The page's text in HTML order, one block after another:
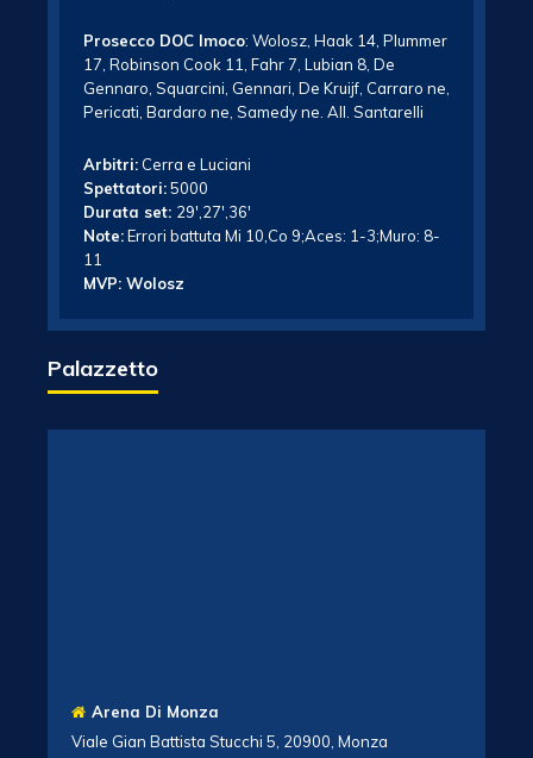
Prosecco DOC Imoco: Wolosz, Haak 14, Plummer
17, Robinson Cook 11, Fahr 7, Lubian 8, De
Gennaro, Squarcini, Gennari, De Kruijf, Carraro ne,
Pericati, Bardaro ne, Samedy ne. All. Santarelli
Arbitri: Cerra e Luciani
Spettatori:5000
Durata set: 29′,27′,36′
Note:Errori battuta Mi 10,Co 9;Aces: 1-3;Muro: 8-
11
MVP: Wolosz
Palazzetto
Arena Di Monza
Viale Gian Battista Stucchi 5, 20900, Monza